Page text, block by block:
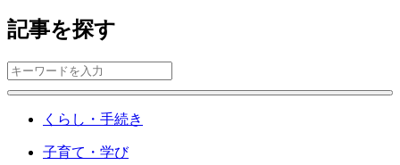
記事を探す
くらし・手続き
子育て・学び